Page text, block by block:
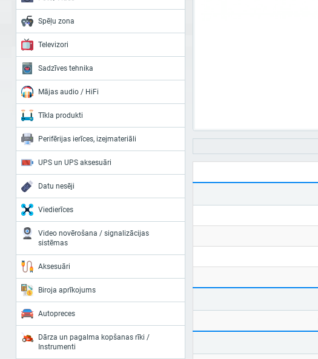
Spēļu zona
Televizori
Sadzīves tehnika
Mājas audio / HiFi
Tīkla produkti
Perifērijas ierīces, izejmateriāli
UPS un UPS aksesuāri
Datu nesēji
Viedierīces
Video novērošana / signalizācijas
sistēmas
Aksesuāri
Biroja aprīkojums
Autopreces
Dārza un pagalma kopšanas rīki /
Instrumenti